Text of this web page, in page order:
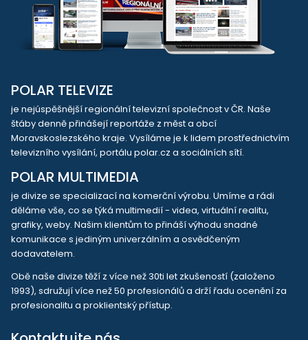
POLAR TELEVIZE
je nejúspěšnější regionální televizní společnost v ČR. Naše
štáby denně přinášejí reportáže z měst a obcí
Moravskoslezského kraje. Vysíláme je k lidem prostřednictvím
televizního vysílání, portálu polar.cz a sociálních sítí.
POLAR MULTIMEDIA
je divize se specializací na komerční výrobu. Umíme a rádi
děláme vše, co se týká multimedií - videa, virtuální realitu,
grafiky, weby. Našim klientům to přináší výhodu snadné
komunikace s jediným univerzálním a osvědčeným
dodavatelem.
Obě naše divize těží z více než 30ti let zkušeností (založeno
1993), sdružují více než 50 profesionálů a drží řadu ocenění za
profesionalitu a proklientský přístup.